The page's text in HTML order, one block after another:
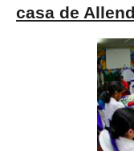
casa de